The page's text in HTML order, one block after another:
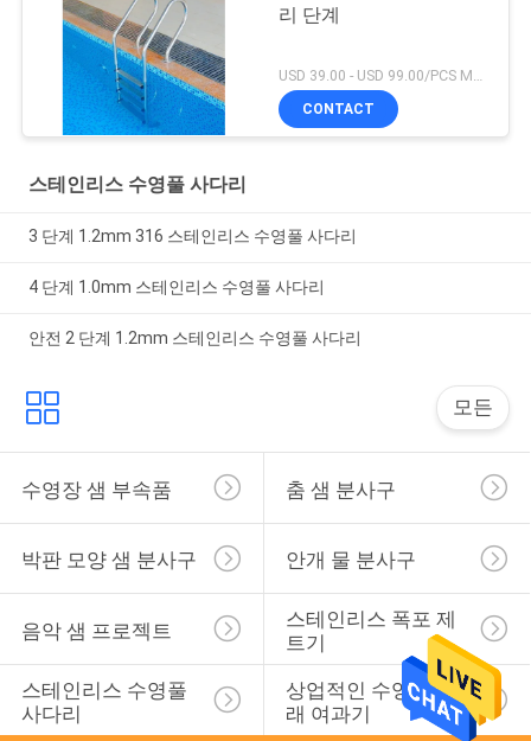
리 단계
CONTACT
스테인리스 수영풀 사다리
3 단계 1.2mm 316 스테인리스 수영풀 사다리
4 단계 1.0mm 스테인리스 수영풀 사다리
안전 2 단계 1.2mm 스테인리스 수영풀 사다리
모든
수영장 샘 부속품 춤 샘 분사구
박판 모양 샘 분사구 안개 물 분사구
음악 샘 프로젝트
스테인리스 폭포 제
트기
스테인리스 수영풀
사다리
상업적인 수영풀 모
래 여과기